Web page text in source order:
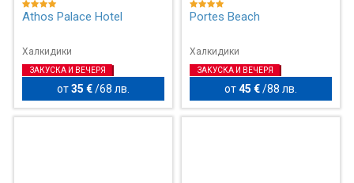
Athos Palace Hotel
Халкидики
ЗАКУСКА И ВЕЧЕРЯ
от35 € /68 лв.
Portes Beach
Халкидики
ЗАКУСКА И ВЕЧЕРЯ
от45 €/88 лв.